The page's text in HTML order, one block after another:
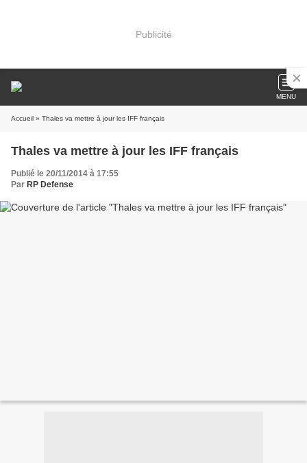
Publicité
MENU
Accueil » Thales va mettre à jour les IFF français
Thales va mettre à jour les IFF français
Publié le 20/11/2014 à 17:55
Par RP Defense